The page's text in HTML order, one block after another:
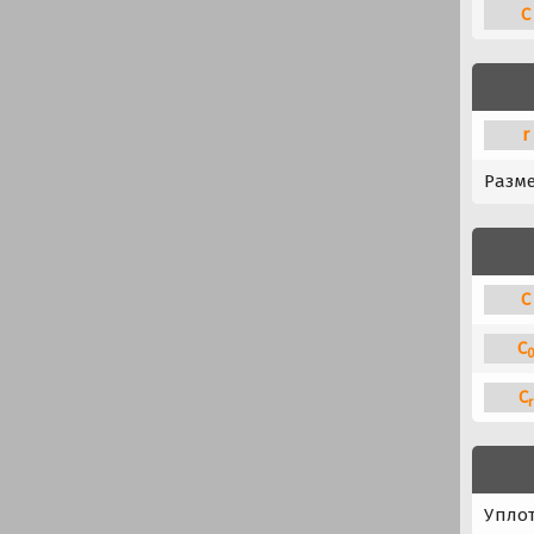
C
r
C
C0
Cr